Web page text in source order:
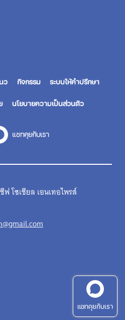
แชทคุยกับเรา
ว กิจกรรม ระบบให้คำปรึกษา
นโยบายความเป็นส่วนตัว
แชทคุยกับเรา
โซเชียล เอนเทอไพรส์